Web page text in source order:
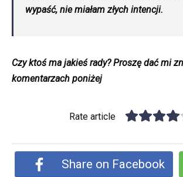
wypaść, nie miałam złych intencji.
Czy ktoś ma jakieś rady? Proszę dać mi
komentarzach poniżej
Rate article
Share on Facebook